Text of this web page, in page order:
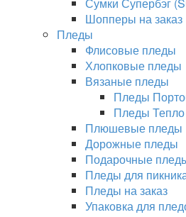
Шопперы на заказ
Пледы
Флисовые пледы
Хлопковые пледы
Вязаные пледы
Пледы
Пледы Тепло
Плюшевые пледы
Дорожные пледы
Подарочные
Пледы для
Пледы на заказ
Упаковка для